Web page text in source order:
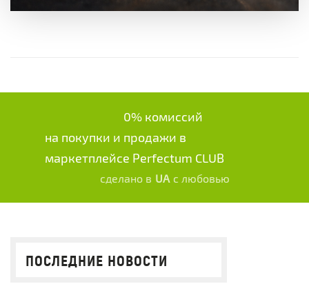
0% комиссий
на покупки и продажи в
маркетплейсе Perfectum CLUB
сделано в UA с любовью
ПОСЛЕДНИЕ НОВОСТИ